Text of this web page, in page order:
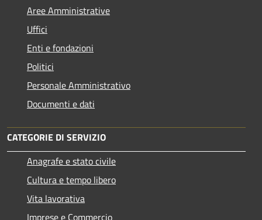
Aree Amministrative
Uffici
Enti e fondazioni
Politici
Personale Amministrativo
Documenti e dati
CATEGORIE DI SERVIZIO
Anagrafe e stato civile
Cultura e tempo libero
Vita lavorativa